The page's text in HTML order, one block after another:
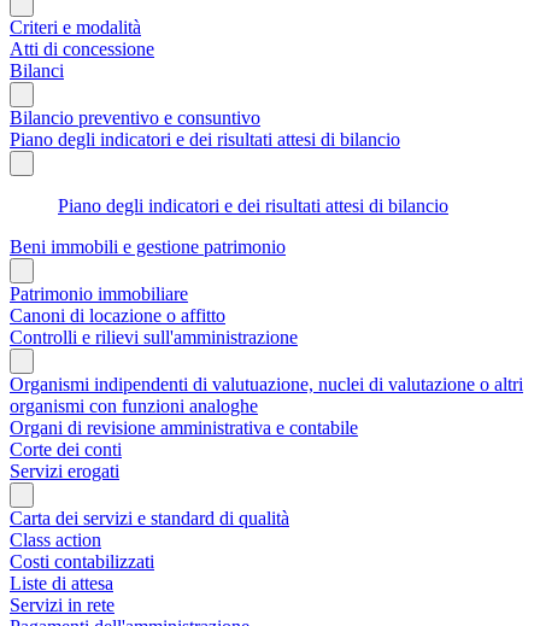
Criteri e modalità
Atti di concessione
Bilanci
Bilancio preventivo e consuntivo
Piano degli indicatori e dei risultati attesi di bilancio
Piano degli indicatori e dei risultati attesi di bilancio
Beni immobili e gestione patrimonio
Patrimonio immobiliare
Canoni di locazione o affitto
Controlli e rilievi sull'amministrazione
Organismi indipendenti di valutuazione, nuclei di valutazione o altri
organismi con funzioni analoghe
Organi di revisione amministrativa e contabile
Corte dei conti
Servizi erogati
Carta dei servizi e standard di qualità
Class action
Costi contabilizzati
Liste di attesa
Servizi in rete